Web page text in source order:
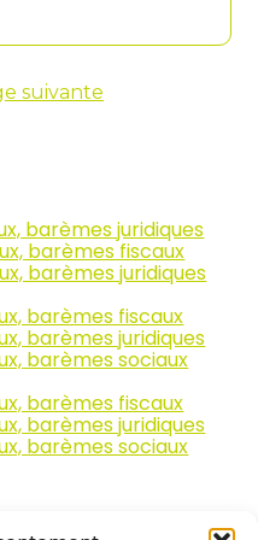
suivante
barèmes juridiques
barèmes fiscaux
barèmes juridiques
barèmes fiscaux
barèmes juridiques
barèmes sociaux
barèmes fiscaux
barèmes juridiques
barèmes sociaux